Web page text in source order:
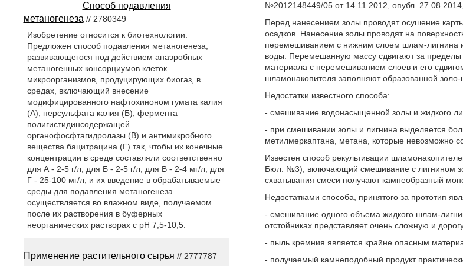
№2012148449/05 от 14.11.2012, опубл.
Перед нанесением золы проводят осушение
осадков. Нанесение золы проводят на
перемешиванием с нижним слоем шлам-
воды. Перемешанную массу сдвигают за пределы
материала с перемешиванием слоев и его
шламонакопителя заполняют образованной
Недостатки известного способа:
- смешивание водонасыщенной золы и жидкого
- при смешивании золы и лигнина выделяется
метилмеркаптана, метана, которые невозможно
Известен способ рекультивации
Бюл. №3), включающий смешивание с лигнином
схватывания смеси получают камнеобразный
Недостатками способа, принятого за прототип
- смешивание одного объема жидкого шлам-
отстойниках представляет очень сложную и
- пыль кремния является крайне опасным
- получаемый камнеподобный продукт
Способ подавления
метаногенеза // 2780349
Изобретение относится к биотехнологии.
Предложен способ подавления метаногенеза,
развивающегося под действием анаэробных
метаногенных консорциумов клеток
микроорганизмов, продуцирующих биогаз, в
средах, включающий внесение
модифицированного нафтохиноном гумата калия
(А), персульфата калия (Б), фермента
полигистидинсодержащей
органофосфтагидролазы (В) и антимикробного
вещества бацитрацина (Г) так, чтобы их конечные
концентрации в среде составляли соответственно
для А - 2-5 г/л, для Б - 2-5 г/л, для В - 2-4 мг/л, для
Г - 25-100 мг/л, и их введение в обрабатываемые
среды для подавления метаногенеза
осуществляется во влажном виде, получаемом
после их растворения в буферных
неорганических растворах с рН 7,5-10,5.
Применение растительного сырья // 2777787